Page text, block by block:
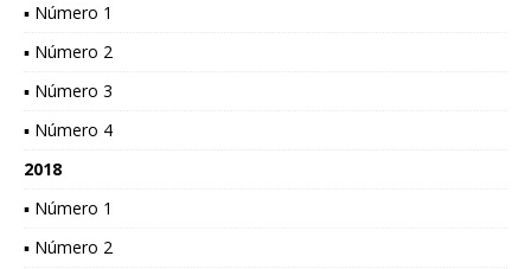
▪ Número 1
▪ Número 2
▪ Número 3
▪ Número 4
2018
▪ Número 1
▪ Número 2